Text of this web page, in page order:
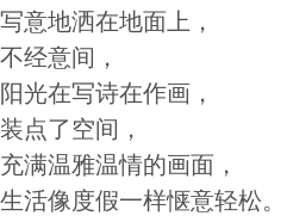
写意地洒在地面上，
不经意间，
阳光在写诗在作画，
装点了空间，
充满温雅温情的画面，
生活像度假一样惬意轻松。